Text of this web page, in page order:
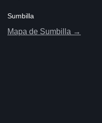
Sumbilla
Mapa de Sumbilla →